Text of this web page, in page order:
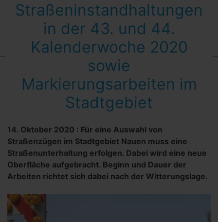
Straßeninstandhaltungen
in der 43. und 44.
Kalenderwoche 2020
sowie
Markierungsarbeiten im
Stadtgebiet
14. Oktober 2020 : Für eine Auswahl von
Straßenzügen im Stadtgebiet Nauen muss eine
Straßenunterhaltung erfolgen. Dabei wird eine neue
Oberfläche aufgebracht. Beginn und Dauer der
Arbeiten richtet sich dabei nach der Witterungslage.